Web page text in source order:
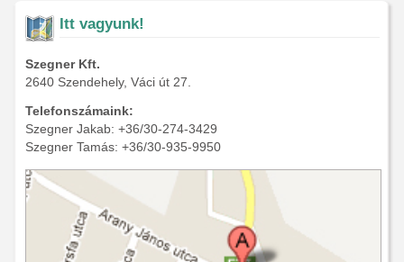
Itt vagyunk!
Szegner Kft.
2640 Szendehely, Váci út 27.
Telefonszámaink:
Szegner Jakab: +36/30-274-3429
Szegner Tamás: +36/30-935-9950